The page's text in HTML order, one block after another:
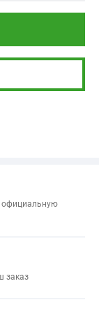
официальную
заказ